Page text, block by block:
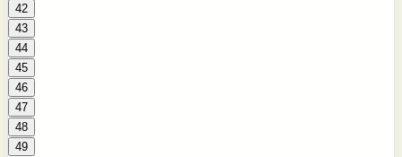
42
43
44
45
46
47
48
49